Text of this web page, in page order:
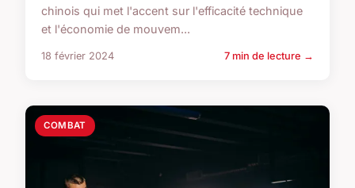
chinois qui met l'accent sur l'efficacité technique
et l'économie de mouvem...
18 février 2024 7 min de lecture →
COMBAT